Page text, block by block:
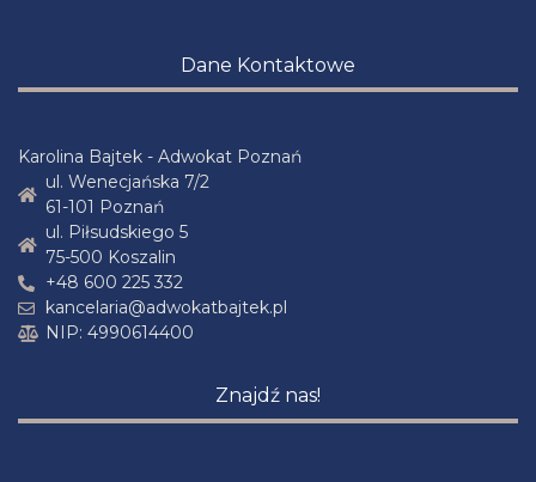
Dane Kontaktowe
Karolina Bajtek - Adwokat Poznań
ul. Wenecjańska 7/2
61-101 Poznań
ul. Piłsudskiego 5
75-500 Koszalin
+48 600 225 332
kancelaria@adwokatbajtek.pl
NIP: 4990614400
Znajdź nas!